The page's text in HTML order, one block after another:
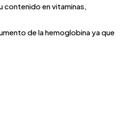
contenido en vitaminas,
de la hemoglobina ya que